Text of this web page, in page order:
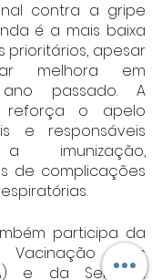
contra a gripe
é a mais baixa
prioritários, apesar
melhora em
passado. A
reforça o apelo
e responsáveis
imunização,
de complicações
participa da
nas
e da Semana